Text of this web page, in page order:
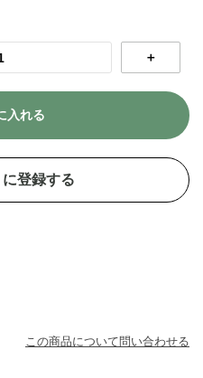
＋
入れる
登録する
この商品について問い合わせる